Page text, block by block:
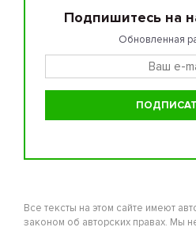
Подпишитесь на
Обновленная
Все тексты на этом сайте имеют
законом об авторских правах. Мы